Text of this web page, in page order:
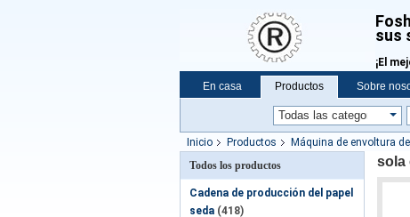
sus
¡El
En casa Productos Sobre
Vr
Inicio Productos Máquina de envoltura
Todos los productos
Cadena de producción del papel
seda (418)
sola